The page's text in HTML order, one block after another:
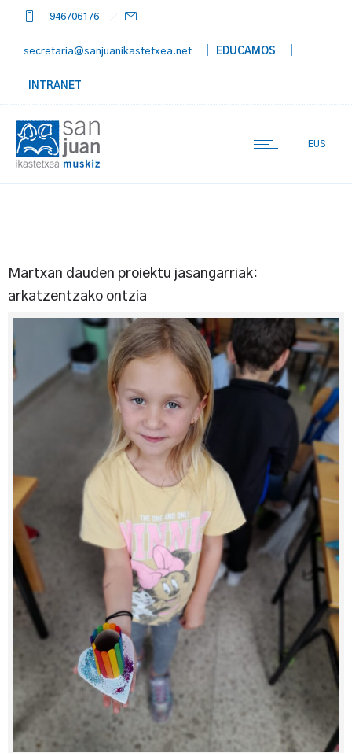
946706176
secretaria@sanjuanikastetxea.net | EDUCAMOS
INTRANET
EUS
Martxan dauden proiektu jasangarriak:
arkatzentzako ontzia